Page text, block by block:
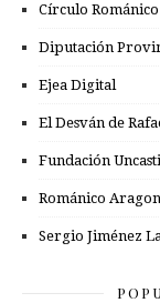
Círculo Románico
Diputación
Ejea Digital
El Desván de
Fundación
Románico
Sergio Jiménez